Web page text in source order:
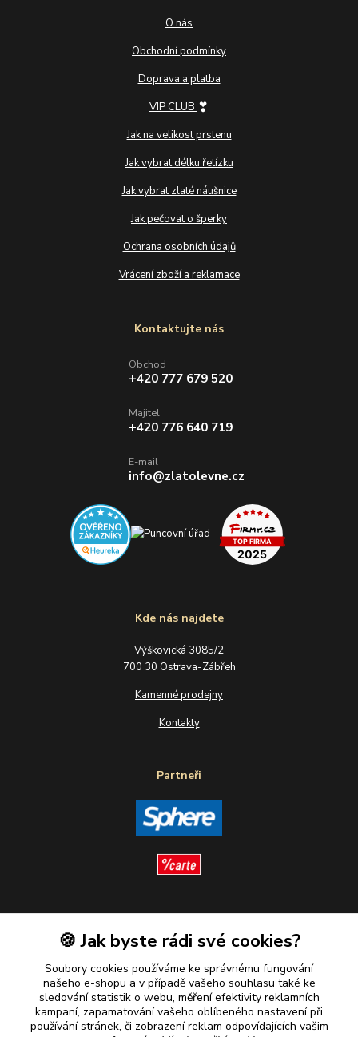
O nás
Obchodní podmínky
Doprava a platba
VIP CLUB ❣
Jak na velikost prstenu
Jak vybrat délku řetízku
Jak vybrat zlaté náušnice
Jak pečovat o šperky
Ochrana osobních údajů
Vrácení zboží a reklamace
Kde nás najdete
Výškovická 3085/2
700 30 Ostrava-Zábřeh
Kamenné prodejny
Kontakty
Partneři
Plaťte u nás bezpečně
Kontaktujte nás
Obchod
+420 777 679 520
Majitel
+420 776 640 719
E-mail
info@zlatolevne.cz
🍪 Jak byste rádi své cookies?
Soubory cookies používáme ke správnému fungování
našeho e-shopu a v případě vašeho souhlasu také ke
sledování statistik o webu, měření efektivity reklamních
kampaní, zapamatování vašeho oblíbeného nastavení při
používání stránek, či zobrazení reklam odpovídajících vašim